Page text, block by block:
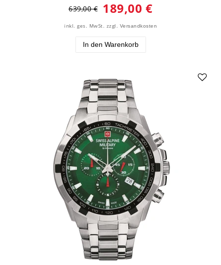
639,00 € 189,00 €
inkl. ges. MwSt. zzgl. Versandkosten
In den Warenkorb